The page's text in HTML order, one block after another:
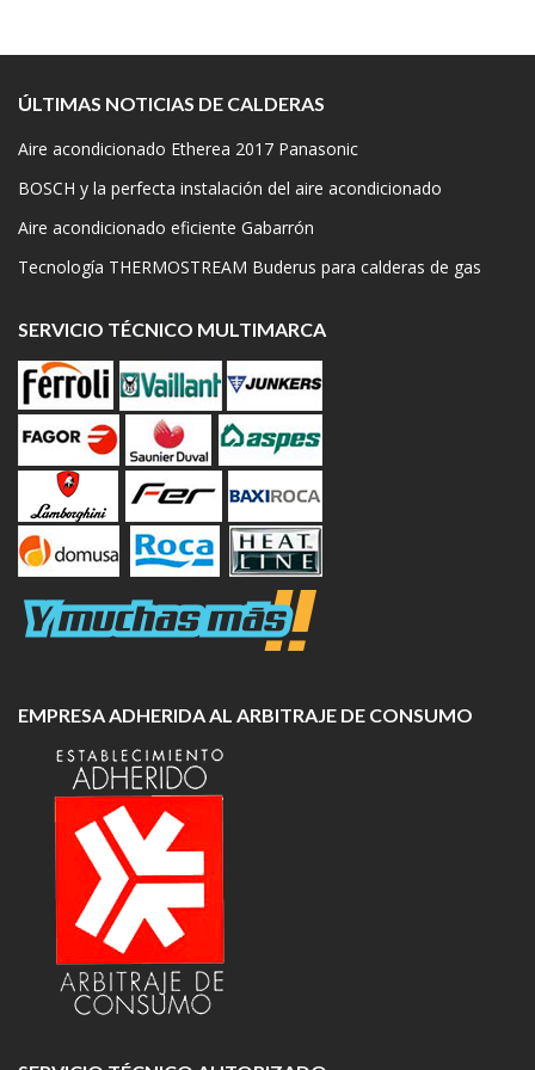
ÚLTIMAS NOTICIAS DE CALDERAS
Aire acondicionado Etherea 2017 Panasonic
BOSCH y la perfecta instalación del aire acondicionado
Aire acondicionado eficiente Gabarrón
Tecnología THERMOSTREAM Buderus para calderas de gas
SERVICIO TÉCNICO MULTIMARCA
EMPRESA ADHERIDA AL ARBITRAJE DE CONSUMO